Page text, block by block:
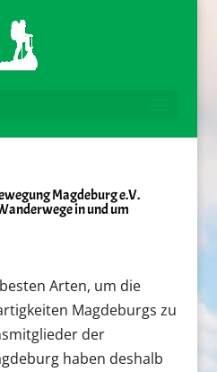
Magdeburg e.V.
in und um
Arten, um die
Magdeburgs zu
der
haben deshalb